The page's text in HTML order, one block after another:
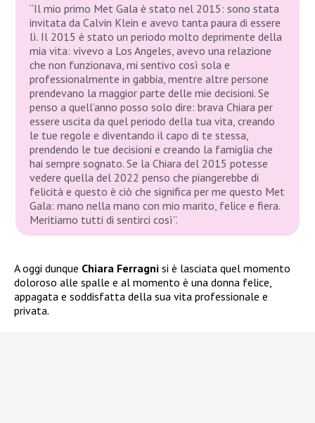
“Il mio primo Met Gala è stato nel 2015: sono stata
invitata da Calvin Klein e avevo tanta paura di essere
lì. Il 2015 è stato un periodo molto deprimente della
mia vita: vivevo a Los Angeles, avevo una relazione
che non funzionava, mi sentivo così sola e
professionalmente in gabbia, mentre altre persone
prendevano la maggior parte delle mie decisioni. Se
penso a quell’anno posso solo dire: brava Chiara per
essere uscita da quel periodo della tua vita, creando
le tue regole e diventando il capo di te stessa,
prendendo le tue decisioni e creando la famiglia che
hai sempre sognato. Se la Chiara del 2015 potesse
vedere quella del 2022 penso che piangerebbe di
felicità e questo è ciò che significa per me questo Met
Gala: mano nella mano con mio marito, felice e fiera.
Meritiamo tutti di sentirci così”.
A oggi dunque Chiara Ferragni si è lasciata quel momento
doloroso alle spalle e al momento è una donna felice,
appagata e soddisfatta della sua vita professionale e
privata.